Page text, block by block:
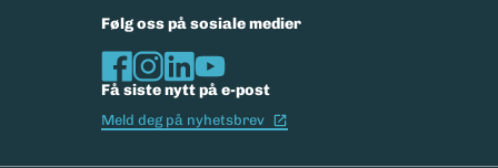
Følg oss på sosiale medier
Få siste nytt på e-post
Meld deg på nyhetsbrev